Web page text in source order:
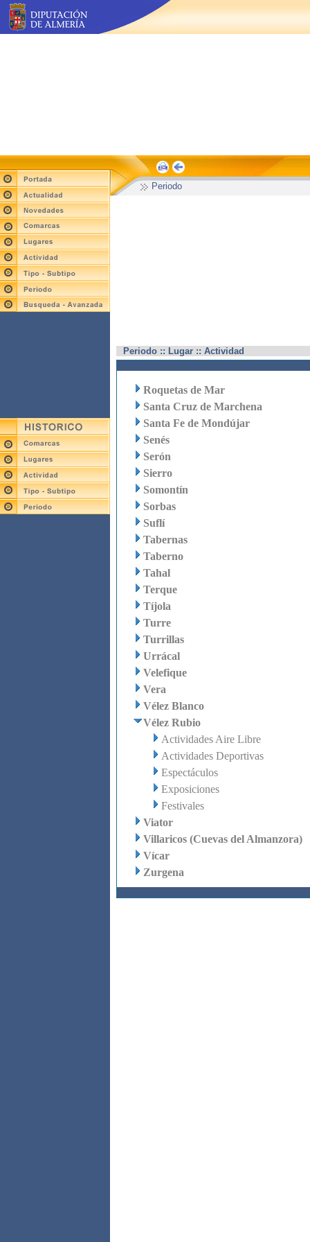
Periodo
Periodo :: Lugar :: Actividad
Roquetas de Mar
Santa Cruz de Marchena
Santa Fe de Mondújar
Senés
Serón
Sierro
Somontín
Sorbas
Suflí
Tabernas
Taberno
Tahal
Terque
Tíjola
Turre
Turrillas
Urrácal
Velefique
Vera
Vélez Blanco
Vélez Rubio
Actividades Aire Libre
Actividades Deportivas
Espectáculos
Exposiciones
Festivales
Viator
Villaricos (Cuevas del Almanzora)
Vícar
Zurgena